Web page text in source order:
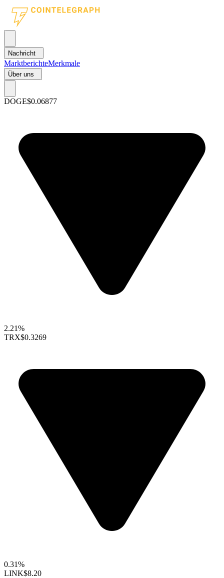
Nachricht
MarktberichteMerkmale
Über uns
DOGE$0.06877
2.21%
TRX$0.3269
0.31%
LINK$8.20